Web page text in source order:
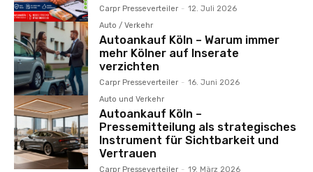
Carpr Presseverteiler - 12. Juli 2026
Auto / Verkehr
Autoankauf Köln – Warum immer
mehr Kölner auf Inserate
verzichten
Carpr Presseverteiler - 16. Juni 2026
Auto und Verkehr
Autoankauf Köln –
Pressemitteilung als strategisches
Instrument für Sichtbarkeit und
Vertrauen
Carpr Presseverteiler - 19. März 2026